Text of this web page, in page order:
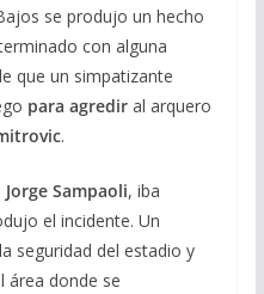
se produjo un hecho
con alguna
que un simpatizante
para agrediral arquero
.
Jorge Sampaoli, iba
el incidente. Un
seguridad del estadio y
área donde se